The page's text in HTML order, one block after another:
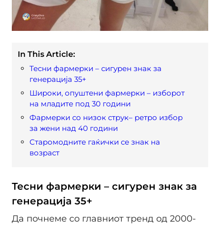
In This Article:
Тесни фармерки – сигурен знак за
генерација 35+
Широки, опуштени фармерки – изборот
на младите под 30 години
Фармерки со низок струк– ретро избор
за жени над 40 години
Старомодните гаќички се знак на
возраст
Тесни фармерки – сигурен знак за
генерација 35+
Да почнеме со главниот тренд од 2000-